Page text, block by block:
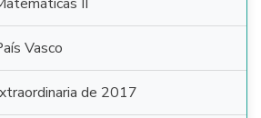
Vasco
de 2017